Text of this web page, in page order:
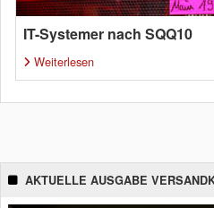
IT-Systemer nach SQQ10
Weiterlesen
AKTUELLE AUSGABE